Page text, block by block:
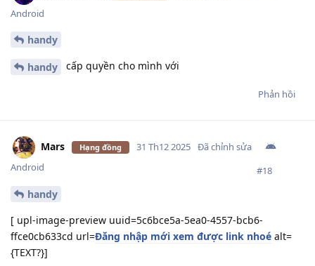
Android
handy
handy cấp quyền cho mình với
Phản hồi
Mars Hạng đồng 31 Th12 2025 Đã chỉnh sửa
#18
Android
handy
[ upl-image-preview uuid=5c6bce5a-5ea0-4557-bcb6-
ffce0cb633cd url=Đăng nhập mới xem được link nhoé alt=
{TEXT?}]